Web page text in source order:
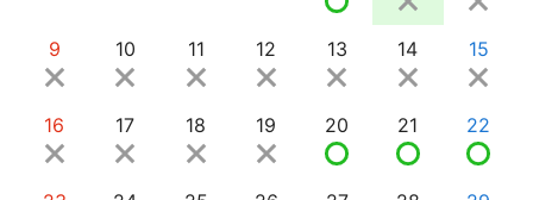
9 10 11 12 13 14 15
16 17 18 19 20 21 22